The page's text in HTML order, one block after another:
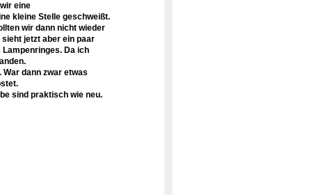
eine
kleine Stelle geschweißt.
wir dann nicht wieder
jetzt aber ein paar
Da ich
dann zwar etwas
sind praktisch wie neu.